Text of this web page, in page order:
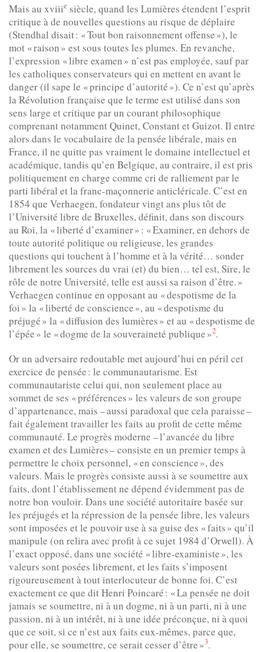
Mais au xviiie siècle, quand les Lumières étendent l’esprit
critique à de nouvelles questions au risque de déplaire
(Stendhal disait : « Tout bon raisonnement offense »), le
mot « raison » est sous toutes les plumes. En revanche,
l’expression « libre examen » n’est pas employée, sauf par
les catholiques conservateurs qui en mettent en avant le
danger (il sape le « principe d’autorité »). Ce n’est qu’après
la Révolution française que le terme est utilisé dans son
sens large et critique par un courant philosophique
comprenant notamment Quinet, Constant et Guizot. Il entre
alors dans le vocabulaire de la pensée libérale, mais en
France, il ne quitte pas vraiment le domaine intellectuel et
académique, tandis qu’en Belgique, au contraire, il est pris
politiquement en charge comme cri de ralliement par le
parti libéral et la franc-maçonnerie anticléricale. C’est en
1854 que Verhaegen, fondateur vingt ans plus tôt de
l’Université libre de Bruxelles, définit, dans son discours
au Roi, la « liberté d’examiner » : « Examiner, en dehors de
toute autorité politique ou religieuse, les grandes
questions qui touchent à l’homme et à la vérité… sonder
librement les sources du vrai (et) du bien… tel est, Sire, le
rôle de notre Université, telle est aussi sa raison d’être. »
Verhaegen continue en opposant au « despotisme de la
foi » la « liberté de conscience », au « despotisme du
préjugé » la « diffusion des lumières » et au « despotisme de
l’épée » le « dogme de la souveraineté publique »2.
Or un adversaire redoutable met aujourd’hui en péril cet
exercice de pensée : le communautarisme. Est
communautariste celui qui, non seulement place au
sommet de ses « préférences » les valeurs de son groupe
d’appartenance, mais – aussi paradoxal que cela paraisse –
fait également travailler les faits au profit de cette même
communauté. Le progrès moderne – l’avancée du libre
examen et des Lumières – consiste en un premier temps à
permettre le choix personnel, « en conscience », des
valeurs. Mais le progrès consiste aussi à se soumettre aux
faits, dont l’établissement ne dépend évidemment pas de
notre bon vouloir. Dans une société autoritaire basée sur
les préjugés et la répression de la pensée libre, les valeurs
sont imposées et le pouvoir use à sa guise des « faits » qu’il
manipule (on relira avec profit à ce sujet 1984 d’Orwell). À
l’exact opposé, dans une société « libre-exaministe », les
valeurs sont posées librement, et les faits s’imposent
rigoureusement à tout interlocuteur de bonne foi. C’est
exactement ce que dit Henri Poincaré : « La pensée ne doit
jamais se soumettre, ni à un dogme, ni à un parti, ni à une
passion, ni à un intérêt, ni à une idée préconçue, ni à quoi
que ce soit, si ce n’est aux faits eux-mêmes, parce que,
pour elle, se soumettre, ce serait cesser d’être »3.